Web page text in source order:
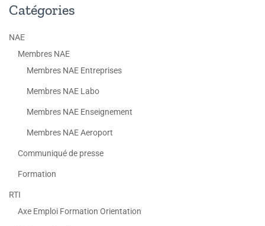
Catégories
NAE
Membres NAE
Membres NAE Entreprises
Membres NAE Labo
Membres NAE Enseignement
Membres NAE Aeroport
Communiqué de presse
Formation
RTI
Axe Emploi Formation Orientation